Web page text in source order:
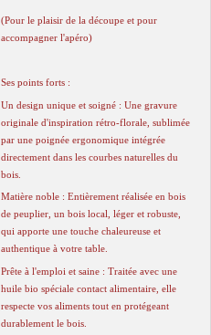
(Pour le plaisir de la découpe et pour
accompagner l'apéro)
Ses points forts :
Un design unique et soigné : Une gravure
originale d'inspiration rétro-florale, sublimée
par une poignée ergonomique intégrée
directement dans les courbes naturelles du
bois.
Matière noble : Entièrement réalisée en bois
de peuplier, un bois local, léger et robuste,
qui apporte une touche chaleureuse et
authentique à votre table.
Prête à l'emploi et saine : Traitée avec une
huile bio spéciale contact alimentaire, elle
respecte vos aliments tout en protégeant
durablement le bois.